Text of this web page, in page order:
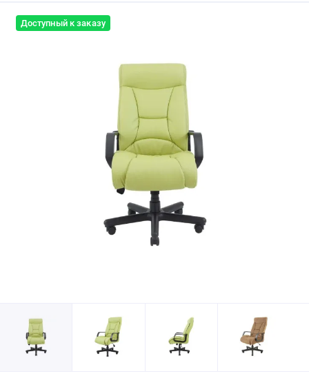
Доступный к заказу